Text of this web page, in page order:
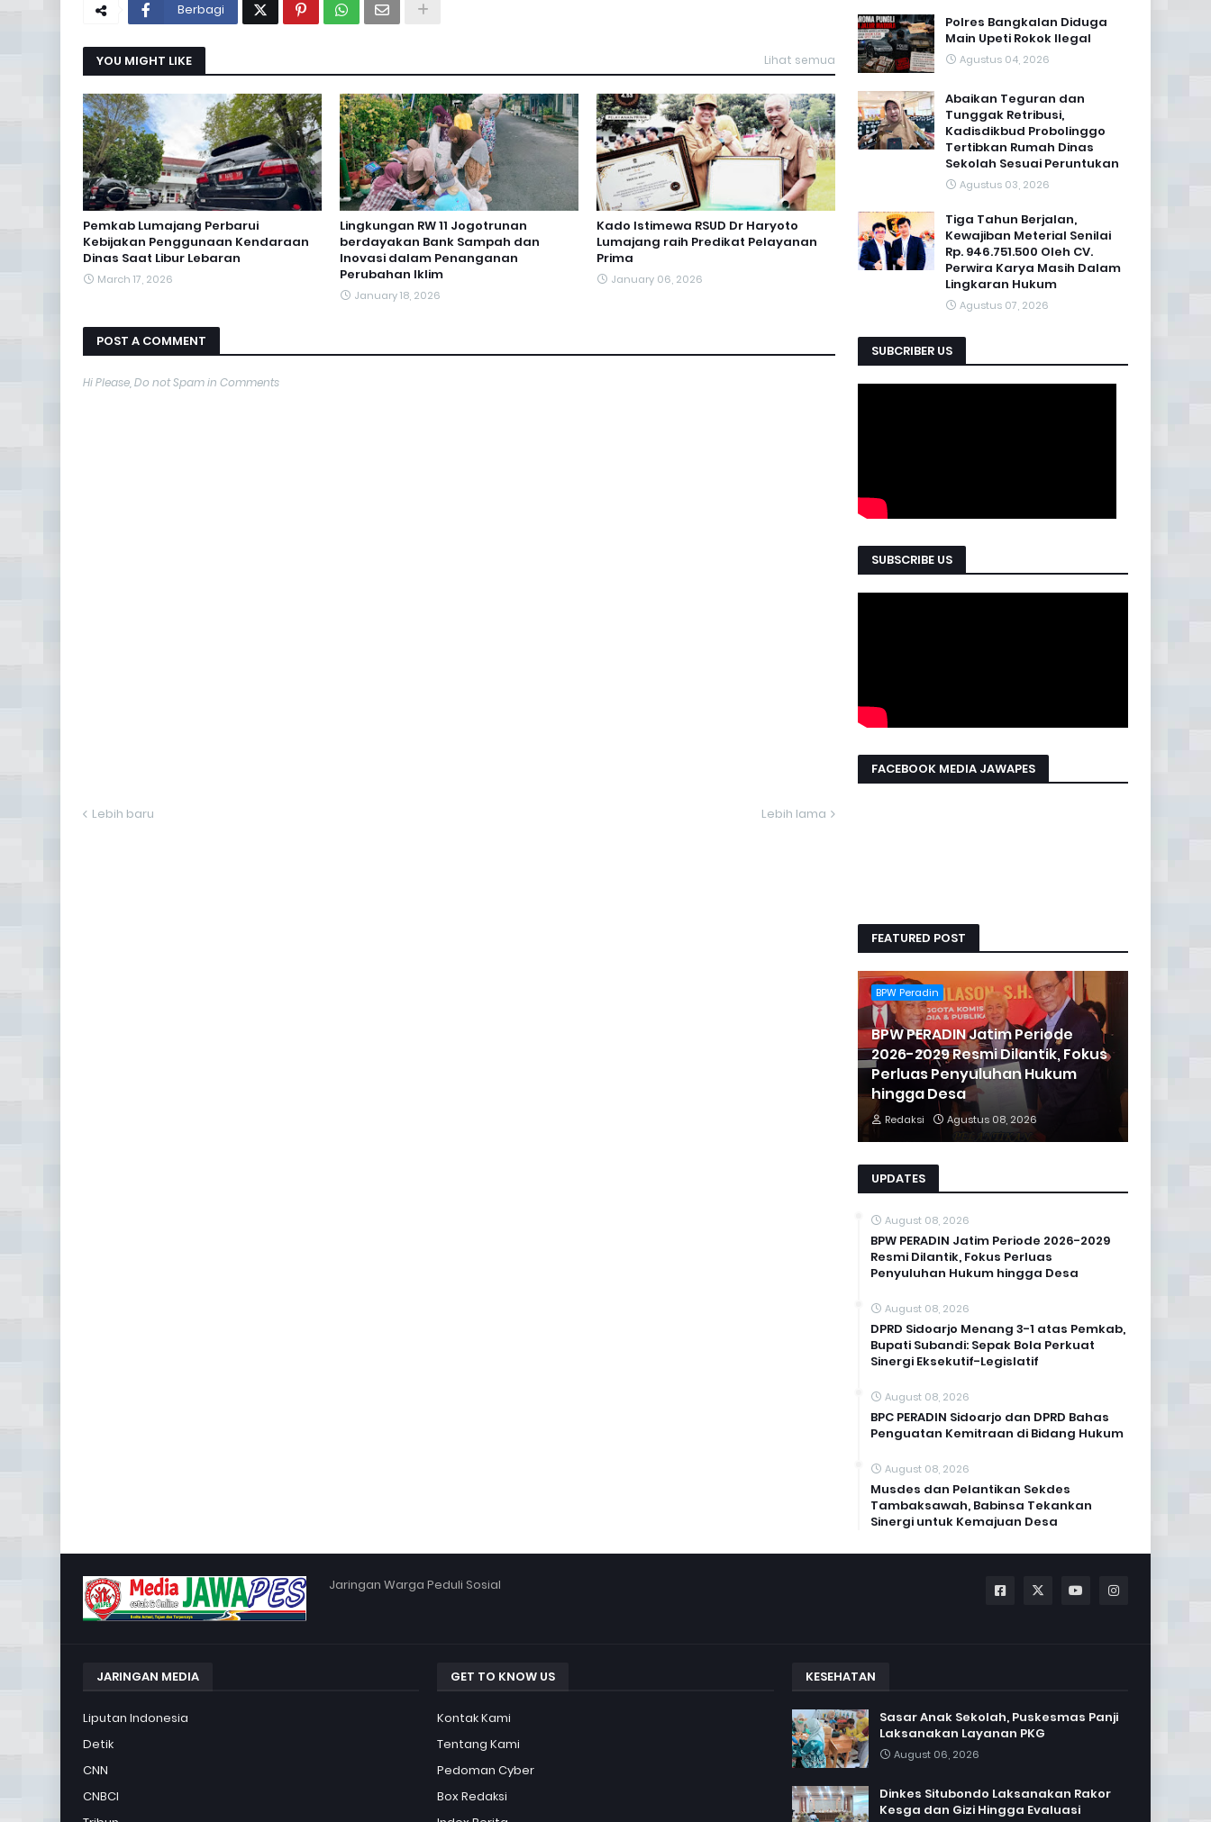
Berbagi
YOU MIGHT LIKE Lihat semua
Pemkab Lumajang Perbarui
Kebijakan Penggunaan Kendaraan
Dinas Saat Libur Lebaran
March 17, 2026
Lingkungan RW 11 Jogotrunan
berdayakan Bank Sampah dan
Inovasi dalam Penanganan
Perubahan Iklim
January 18, 2026
Kado Istimewa RSUD Dr Haryoto
Lumajang raih Predikat Pelayanan
Prima
January 06, 2026
POST A COMMENT
Hi Please, Do not Spam in Comments
Lebih baru Lebih lama
Polres Bangkalan Diduga
Main Upeti Rokok Ilegal
Agustus 04, 2026
Abaikan Teguran dan
Tunggak Retribusi,
Kadisdikbud Probolinggo
Tertibkan Rumah Dinas
Sekolah Sesuai Peruntukan
Agustus 03, 2026
Tiga Tahun Berjalan,
Kewajiban Meterial Senilai
Rp. 946.751.500 Oleh CV.
Perwira Karya Masih Dalam
Lingkaran Hukum
Agustus 07, 2026
SUBCRIBER US
SUBSCRIBE US
FACEBOOK MEDIA JAWAPES
FEATURED POST
BPW Peradin
BPW PERADIN Jatim Periode
2026-2029 Resmi Dilantik, Fokus
Perluas Penyuluhan Hukum
hingga Desa
Redaksi Agustus 08, 2026
UPDATES
August 08, 2026
BPW PERADIN Jatim Periode 2026-2029
Resmi Dilantik, Fokus Perluas
Penyuluhan Hukum hingga Desa
August 08, 2026
DPRD Sidoarjo Menang 3-1 atas Pemkab,
Bupati Subandi: Sepak Bola Perkuat
Sinergi Eksekutif-Legislatif
August 08, 2026
BPC PERADIN Sidoarjo dan DPRD Bahas
Penguatan Kemitraan di Bidang Hukum
August 08, 2026
Musdes dan Pelantikan Sekdes
Tambaksawah, Babinsa Tekankan
Sinergi untuk Kemajuan Desa
Jaringan Warga Peduli Sosial
JARINGAN MEDIA
Liputan Indonesia
Detik
CNN
CNBCI
GET TO KNOW US
Kontak Kami
Tentang Kami
Pedoman Cyber
Box Redaksi
KESEHATAN
Sasar Anak Sekolah, Puskesmas Panji
Laksanakan Layanan PKG
August 06, 2026
Dinkes Situbondo Laksanakan Rakor
Kesga dan Gizi Hingga Evaluasi